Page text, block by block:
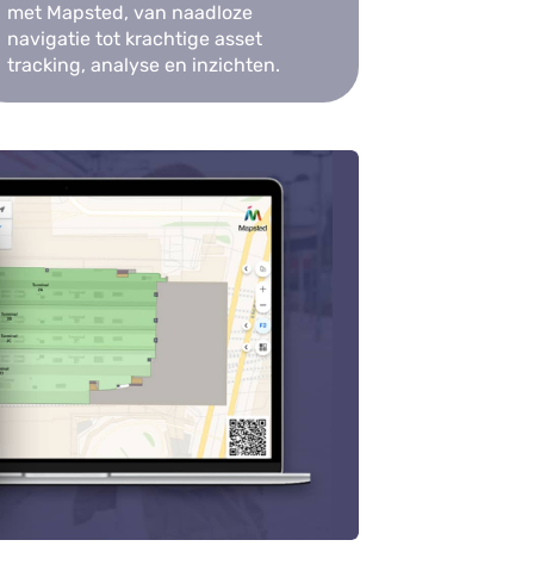
met Mapsted, van naadloze
navigatie tot krachtige asset
tracking, analyse en inzichten.